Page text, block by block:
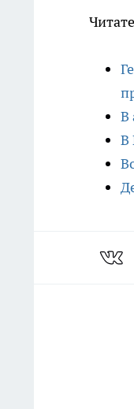
В
В